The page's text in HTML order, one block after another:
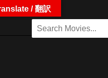
/ 翻訳